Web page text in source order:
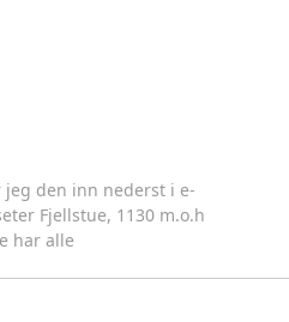
den inn nederst i e-
Fjellstue, 1130 m.o.h
har alle